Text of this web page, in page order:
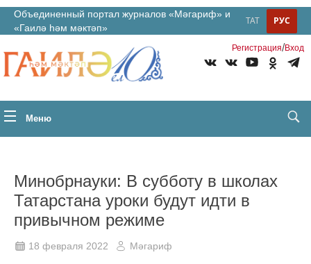
Объединенный портал журналов «Мәгариф» и
«Гаилә һәм мәктәп»
РУС
ТАТ
Регистрация/Вход
Меню
Минобрнауки: В субботу в школах
Татарстана уроки будут идти в
привычном режиме
18 февраля 2022 Мәгариф